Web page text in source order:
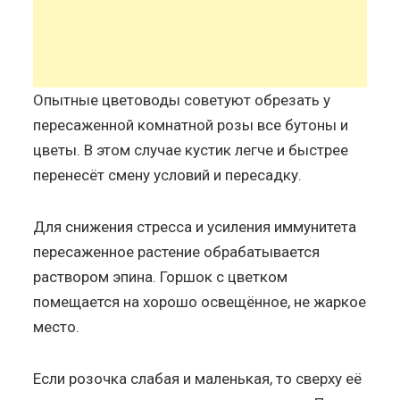
Опытные цветоводы советуют обрезать у
пересаженной комнатной розы все бутоны и
цветы. В этом случае кустик легче и быстрее
перенесёт смену условий и пересадку.
Для снижения стресса и усиления иммунитета
пересаженное растение обрабатывается
раствором эпина. Горшок с цветком
помещается на хорошо освещённое, не жаркое
место.
Если розочка слабая и маленькая, то сверху её